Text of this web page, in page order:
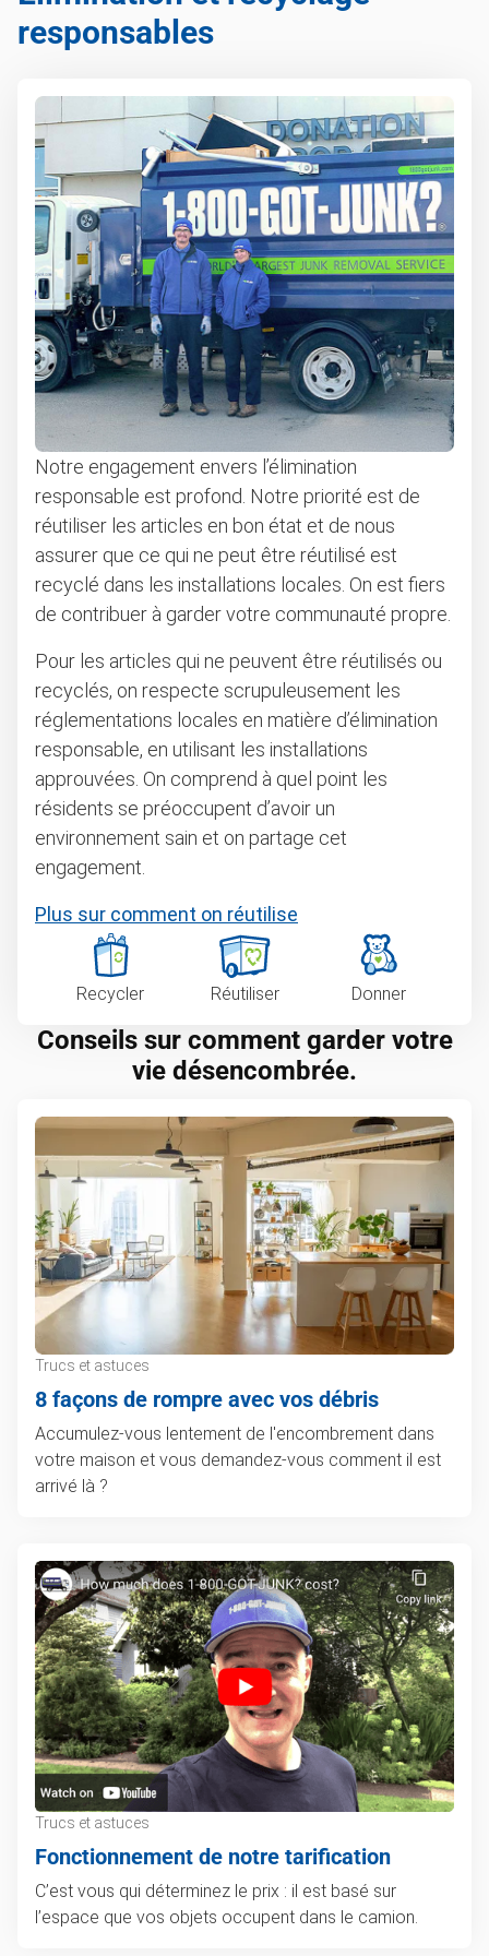
responsables
Notre engagement envers l’élimination
responsable est profond. Notre priorité est de
réutiliser les articles en bon état et de nous
assurer que ce qui ne peut être réutilisé est
recyclé dans les installations locales. On est fiers
de contribuer à garder votre communauté propre.
Pour les articles qui ne peuvent être réutilisés ou
recyclés, on respecte scrupuleusement les
réglementations locales en matière d’élimination
responsable, en utilisant les installations
approuvées. On comprend à quel point les
résidents se préoccupent d’avoir un
environnement sain et on partage cet
engagement.
Plus sur comment on réutilise
Recycler Réutiliser Donner
Conseils sur comment garder votre
vie désencombrée.
Trucs et astuces
8 façons de rompre avec vos débris
Accumulez-vous lentement de l'encombrement dans
votre maison et vous demandez-vous comment il est
arrivé là ?
Trucs et astuces
Fonctionnement de notre tarification
C’est vous qui déterminez le prix : il est basé sur
l’espace que vos objets occupent dans le camion.